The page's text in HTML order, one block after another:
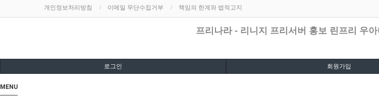
개인정보처리방침 이메일 무단수집거부 책임의 한계와 법적고지
프리나라 - 리니지 프리서버 홍보 린프리 우
로그인 회원가입
MENU